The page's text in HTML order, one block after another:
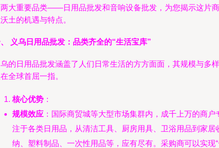
大重要品类——日用品批发和音响设备批发，为您揭示这片商
土的机遇与特点。
义乌日用品批发：品类齐全的“生活宝库”
的日用品批发涵盖了人们日常生活的方方面面，其规模与多样
全球首屈一指。
核心优势 ：
规模效应 ：国际商贸城等大型市场集群内，成千上万的商户
注于各类日用品，从清洁工具、厨房用具、卫浴用品到家居
纳、塑料制品、一次性用品等，应有尽有。采购商可以实现